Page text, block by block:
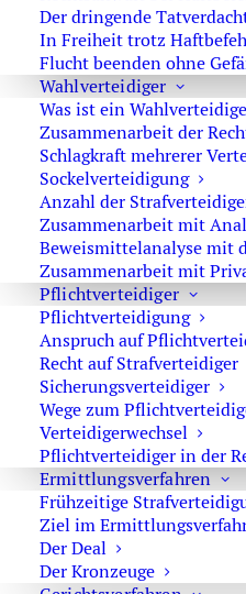
Der dringende
In Freiheit trotz
Flucht beenden ohne
Wahlverteidiger
Was ist ein
Zusammenarbeit der
Schlagkraft mehrerer
Sockelverteidigung
Anzahl der
Zusammenarbeit mit
Beweismittelanalyse mit
Zusammenarbeit mit
Pflichtverteidiger
Pflichtverteidigung
Anspruch auf
Recht auf Strafverteidiger
Sicherungsverteidiger
Wege zum
Verteidigerwechsel
Pflichtverteidiger in der
Ermittlungsverfahren
Frühzeitige
Ziel im
Der Deal
Der Kronzeuge
0171
Sie erreichen die
Wochentagen
Die Sekretärinnen
verpflichtet.
können Sie
Rechtsanwalt Oliver
Adresse: Kurfürstendamm
Telefon:+49 30 720 22 970
Fax +49 30 720 22 771
E-Mail: